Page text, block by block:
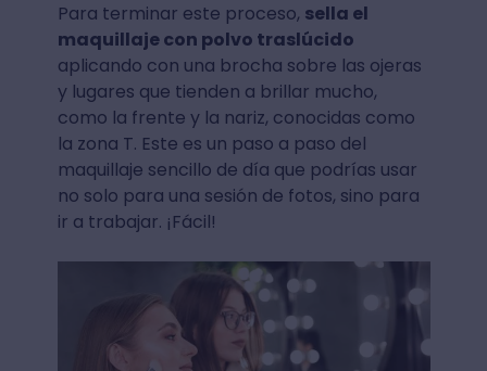
Para terminar este proceso, sella el
maquillaje con polvo traslúcido
aplicando con una brocha sobre las ojeras
y lugares que tienden a brillar mucho,
como la frente y la nariz, conocidas como
la zona T. Este es un paso a paso del
maquillaje sencillo de día que podrías usar
no solo para una sesión de fotos, sino para
ir a trabajar. ¡Fácil!